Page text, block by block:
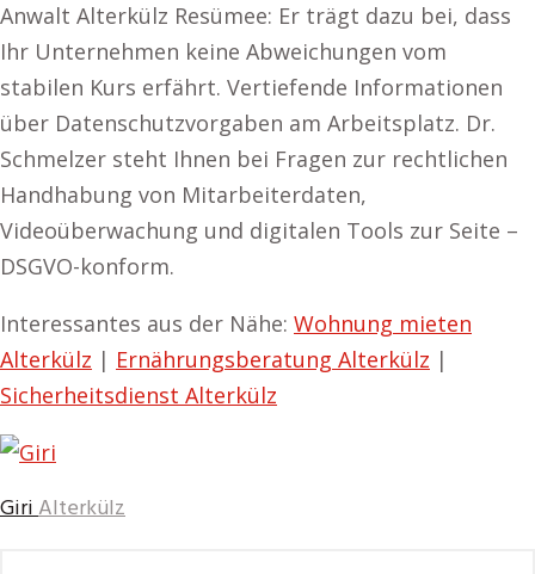
Anwalt Alterkülz Resümee: Er trägt dazu bei, dass
Ihr Unternehmen keine Abweichungen vom
stabilen Kurs erfährt. Vertiefende Informationen
über Datenschutzvorgaben am Arbeitsplatz. Dr.
Schmelzer steht Ihnen bei Fragen zur rechtlichen
Handhabung von Mitarbeiterdaten,
Videoüberwachung und digitalen Tools zur Seite –
DSGVO-konform.
Interessantes aus der Nähe: Wohnung mieten
Alterkülz | Ernährungsberatung Alterkülz |
Sicherheitsdienst Alterkülz
GiriAlterkülz